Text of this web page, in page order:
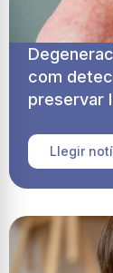
com
preservar
Llegir